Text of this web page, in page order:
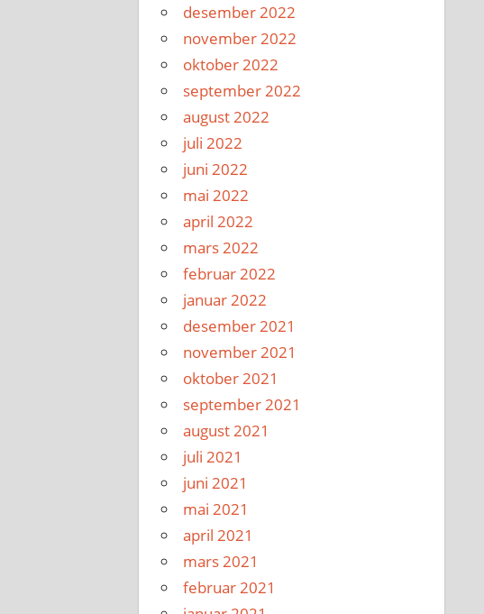
desember 2022
november 2022
oktober 2022
september 2022
august 2022
juli 2022
juni 2022
mai 2022
april 2022
mars 2022
februar 2022
januar 2022
desember 2021
november 2021
oktober 2021
september 2021
august 2021
juli 2021
juni 2021
mai 2021
april 2021
mars 2021
februar 2021